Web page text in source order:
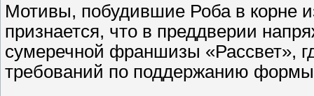
Мотивы, побудившие Роба в корне
признается, что в преддверии
сумеречной франшизы «Рассвет»,
требований по поддержанию